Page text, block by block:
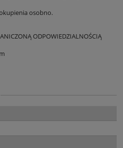
osobno.
ODPOWIEDZIALNOŚCIĄ